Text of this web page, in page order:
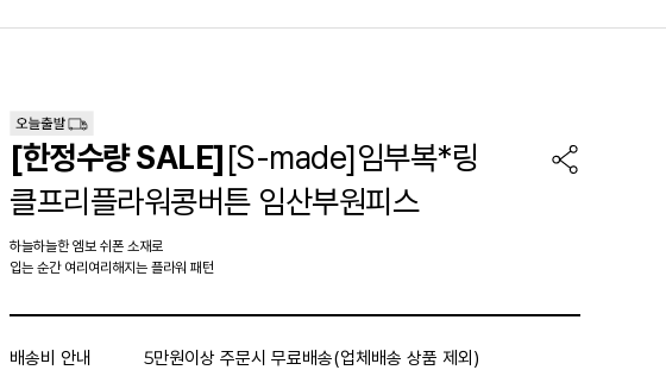
[한정수량 SALE][S-made]임부복*링
클프리플라워콩버튼 임산부원피스
하늘하늘한 엠보 쉬폰 소재로
입는 순간 여리여리해지는 플라워 패턴
배송비 안내 5만원이상 주문시 무료배송(업체배송 상품 제외)